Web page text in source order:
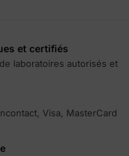
et certifiés
laboratoires autorisés et
Visa, MasterCard